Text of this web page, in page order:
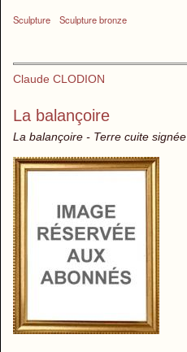
Sculpture Sculpture bronze
Claude CLODION
La balançoire
La balançoire - Terre cuite signée